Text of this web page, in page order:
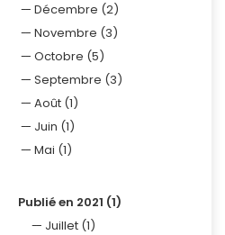
Décembre (2)
Novembre (3)
Octobre (5)
Septembre (3)
Août (1)
Juin (1)
Mai (1)
Publié en 2021 (1)
Juillet (1)